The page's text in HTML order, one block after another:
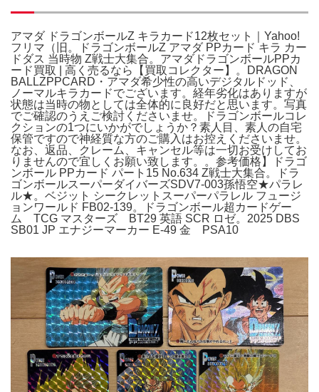
アマダ ドラゴンボールZ キラカード12枚セット｜Yahoo!
フリマ（旧。ドラゴンボールZ アマダ PPカード キラ カー
ドダス 当時物 Z戦士大集合。アマダドラゴンボールPPカ
ード買取 | 高く売るなら【買取コレクター】。DRAGON
BALLZPPCARD・アマダ希少性の高いデジタルドッド、
ノーマルキラカードでございます。経年劣化はありますが
状態は当時の物としては全体的に良好だと思います。写真
でご確認のうえご検討くださいませ。ドラゴンボールコレ
クションの1つにいかがでしょうか？素人目、素人の自宅
保管ですので神経質な方のご購入はお控えくださいませ。
なお、返品、クレーム、キャンセル等は一切お受けしてお
りませんので宜しくお願い致します。。参考価格】ドラゴ
ンボール PPカード パート15 No.634 Z戦士大集合。ドラ
ゴンボールスーパーダイバーズSDV7-003孫悟空★パラレ
ル★。ベジット シークレットスーパーパラレル フュージ
ョンワールド FB02-139。ドラゴンボール超カードゲー
ム TCG マスターズ BT29 英語 SCR ロゼ。2025 DBS
SB01 JP エナジーマーカー E-49 金 PSA10